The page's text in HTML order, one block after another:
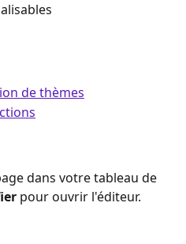
de thèmes
dans votre tableau de
pour ouvrir l'éditeur.